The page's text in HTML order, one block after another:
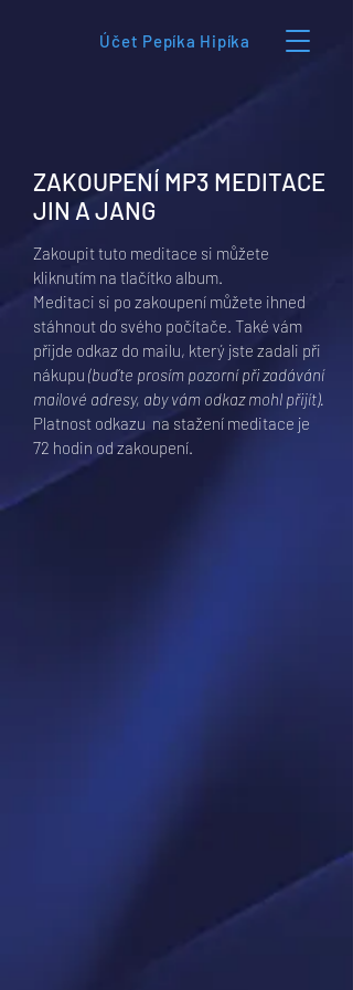
Účet Pepíka Hipíka
ZAKOUPENÍ MP3 MEDITACE
JIN A JANG
Zakoupit tuto meditace si můžete
kliknutím na tlačítko album.
Meditaci si po zakoupení můžete ihned
stáhnout do svého počítače. Také vám
přijde odkaz do mailu, který jste zadali při
nákupu (buďte prosím pozorní při zadávání
mailové adresy, aby vám odkaz mohl přijít).
Platnost odkazu na stažení meditace je
72 hodin od zakoupení.